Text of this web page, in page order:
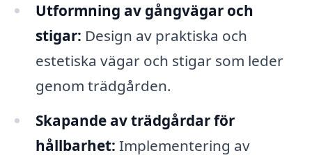
Utformning av gångvägar och
stigar: Design av praktiska och
estetiska vägar och stigar som leder
genom trädgården.
Skapande av trädgårdar för
hållbarhet: Implementering av